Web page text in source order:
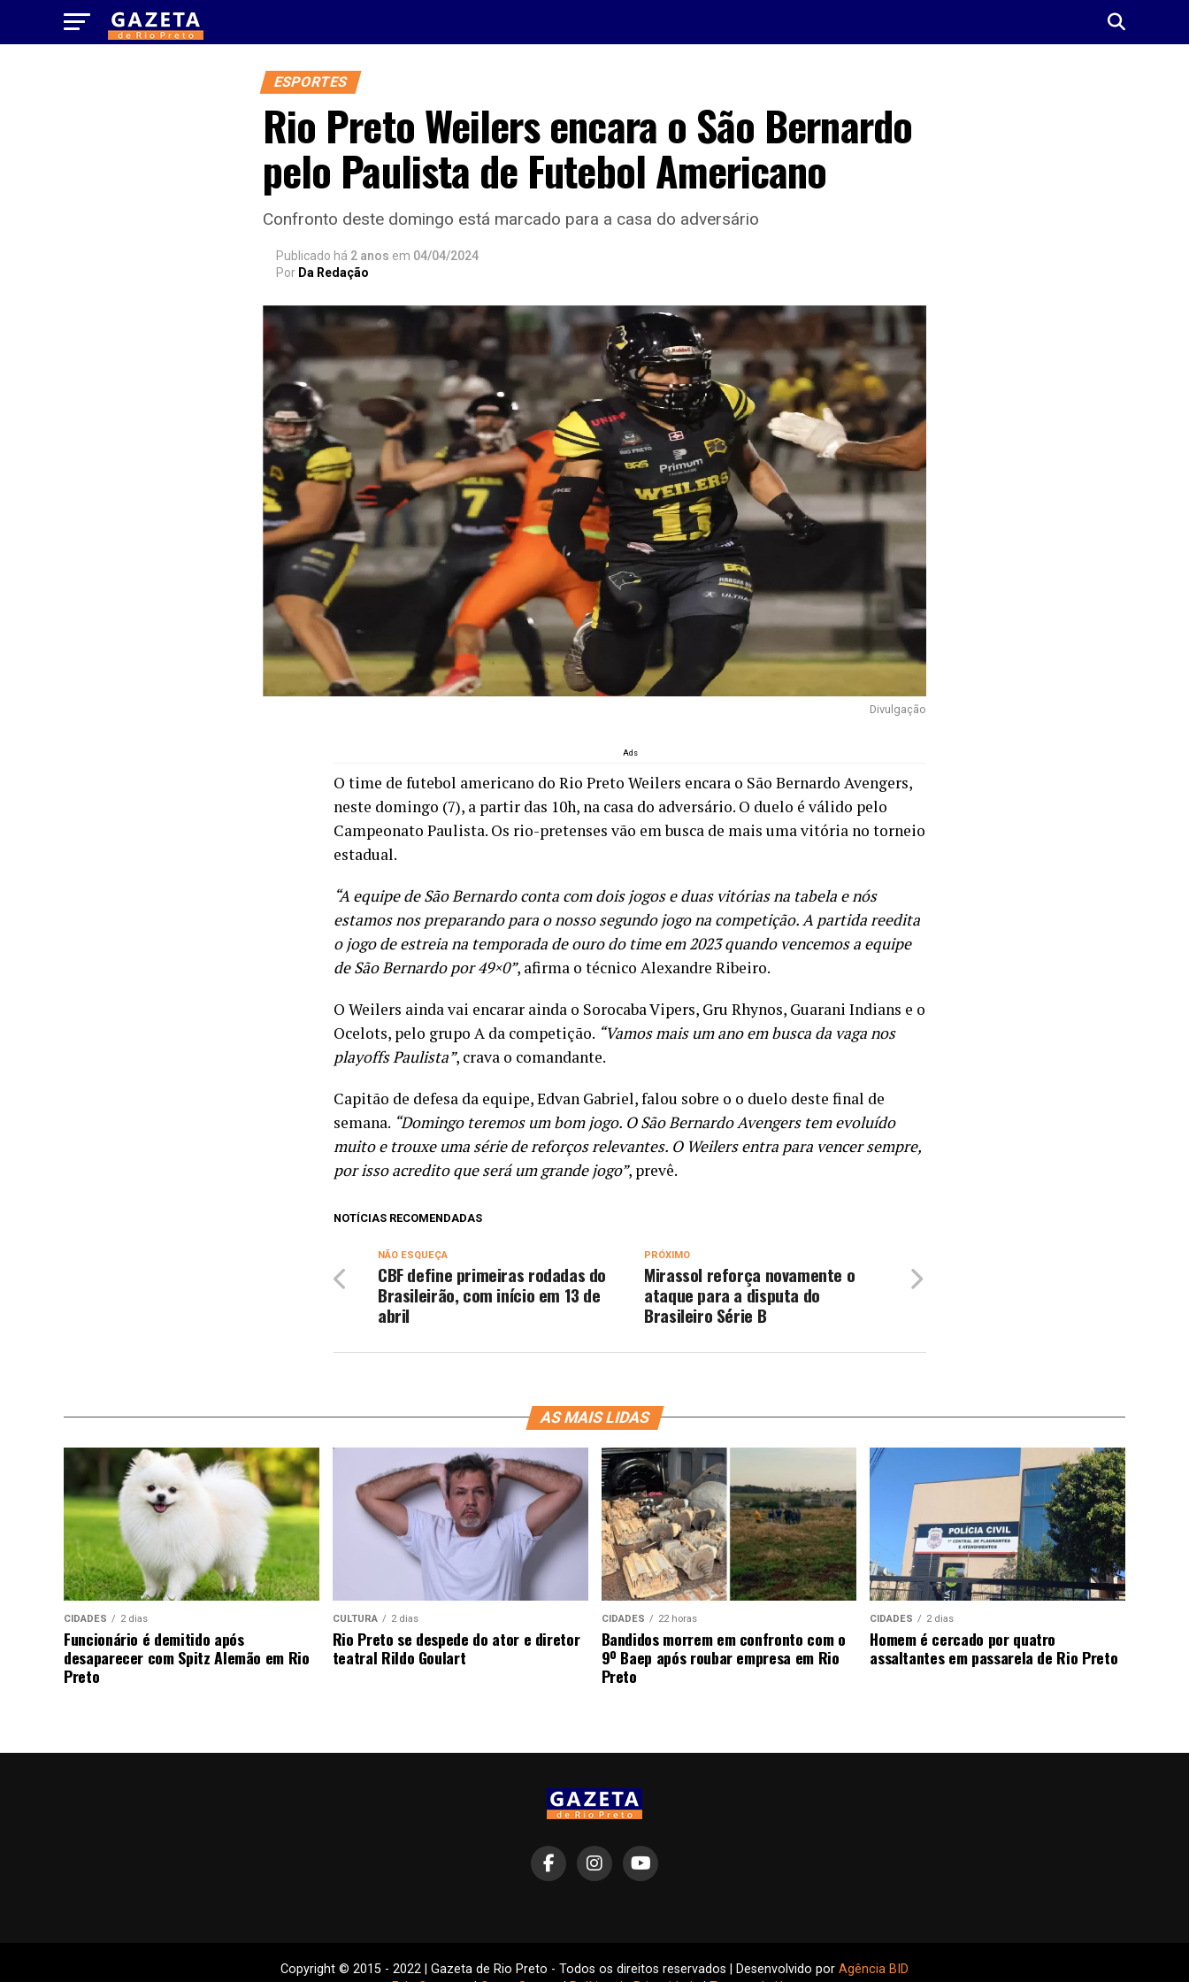
ESPORTES
Rio Preto Weilers encara o São Bernardo
pelo Paulista de Futebol Americano
Confronto deste domingo está marcado para a casa do adversário
Publicado há 2 anos em 04/04/2024
Por Da Redação
Divulgação
Ads
O time de futebol americano do Rio Preto Weilers encara o São Bernardo Avengers,
neste domingo (7), a partir das 10h, na casa do adversário. O duelo é válido pelo
Campeonato Paulista. Os rio-pretenses vão em busca de mais uma vitória no torneio
estadual.
“A equipe de São Bernardo conta com dois jogos e duas vitórias na tabela e nós
estamos nos preparando para o nosso segundo jogo na competição. A partida reedita
o jogo de estreia na temporada de ouro do time em 2023 quando vencemos a equipe
de São Bernardo por 49×0”, afirma o técnico Alexandre Ribeiro.
O Weilers ainda vai encarar ainda o Sorocaba Vipers, Gru Rhynos, Guarani Indians e o
Ocelots, pelo grupo A da competição. “Vamos mais um ano em busca da vaga nos
playoffs Paulista”, crava o comandante.
Capitão de defesa da equipe, Edvan Gabriel, falou sobre o o duelo deste final de
semana. “Domingo teremos um bom jogo. O São Bernardo Avengers tem evoluído
muito e trouxe uma série de reforços relevantes. O Weilers entra para vencer sempre,
por isso acredito que será um grande jogo”, prevê.
NOTÍCIAS RECOMENDADAS
PRÓXIMO
Mirassol reforça novamente o
ataque para a disputa do
Brasileiro Série B
NÃO ESQUEÇA
CBF define primeiras rodadas do
Brasileirão, com início em 13 de
abril
AS MAIS LIDAS
CIDADES 2 dias
Funcionário é demitido após
desaparecer com Spitz Alemão em Rio
Preto
CULTURA 2 dias
Rio Preto se despede do ator e diretor
teatral Rildo Goulart
CIDADES 22 horas
Bandidos morrem em confronto com o
9º Baep após roubar empresa em Rio
Preto
CIDADES 2 dias
Homem é cercado por quatro
assaltantes em passarela de Rio Preto
Copyright © 2015 - 2022 | Gazeta de Rio Preto - Todos os direitos reservados | Desenvolvido por Agência BID